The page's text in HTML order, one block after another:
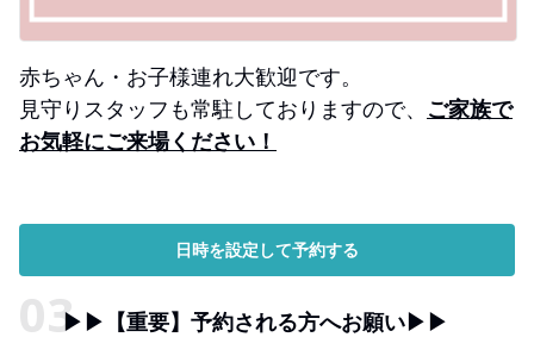
赤ちゃん・お子様連れ大歓迎です。
見守りスタッフも常駐しておりますので、 ご家族で
お気軽にご来場ください！
日時を設定して予約する
▶▶【重要】予約される方へお願い▶▶